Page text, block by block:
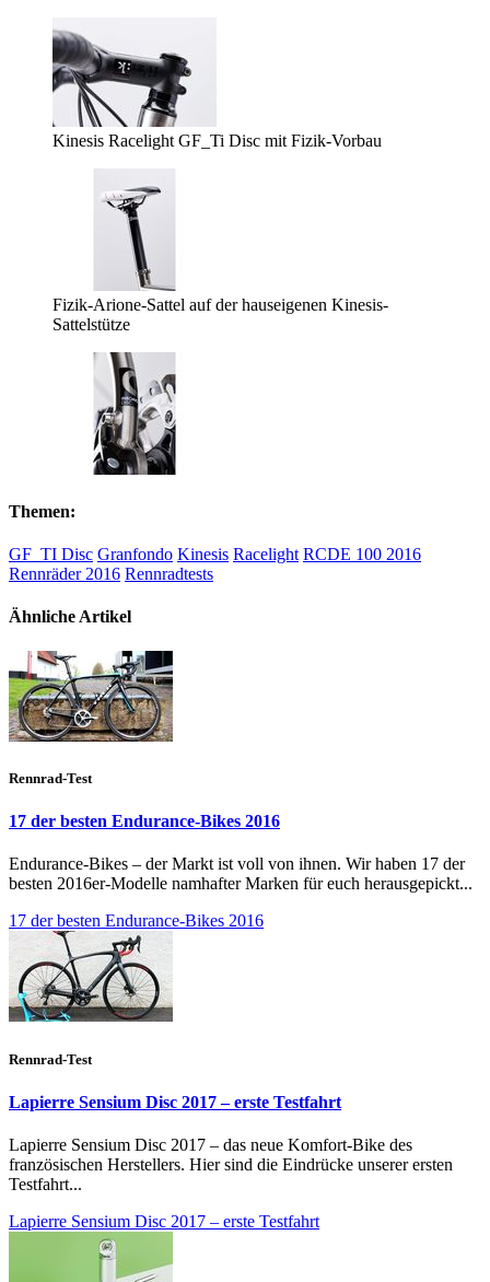
Kinesis Racelight GF_Ti Disc mit Fizik-Vorbau
Fizik-Arione-Sattel auf der hauseigenen Kinesis-
Sattelstütze
Themen:
GF_TI Disc Granfondo Kinesis Racelight RCDE 100 2016
Rennräder 2016 Rennradtests
Ähnliche Artikel
Rennrad-Test
17 der besten Endurance-Bikes 2016
Endurance-Bikes – der Markt ist voll von ihnen. Wir haben 17 der
besten 2016er-Modelle namhafter Marken für euch herausgepickt...
17 der besten Endurance-Bikes 2016
Rennrad-Test
Lapierre Sensium Disc 2017 – erste Testfahrt
Lapierre Sensium Disc 2017 – das neue Komfort-Bike des
französischen Herstellers. Hier sind die Eindrücke unserer ersten
Testfahrt...
Lapierre Sensium Disc 2017 – erste Testfahrt